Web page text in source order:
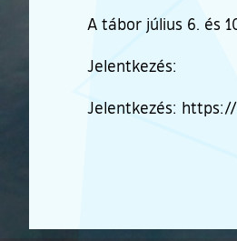
A tábor július 6. és
Jelentkezés:
Jelentkezés: